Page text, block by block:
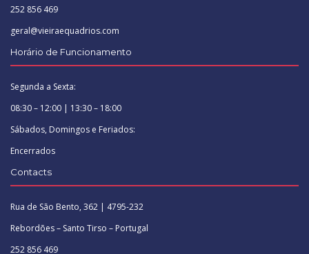
252 856 469
geral@vieiraequadrios.com
Horário de Funcionamento
Segunda a Sexta:
08:30 – 12:00 | 13:30 – 18:00
Sábados, Domingos e Feriados:
Encerrados
Contacts
Rua de São Bento, 362 | 4795-232
Rebordões – Santo Tirso – Portugal
252 856 469